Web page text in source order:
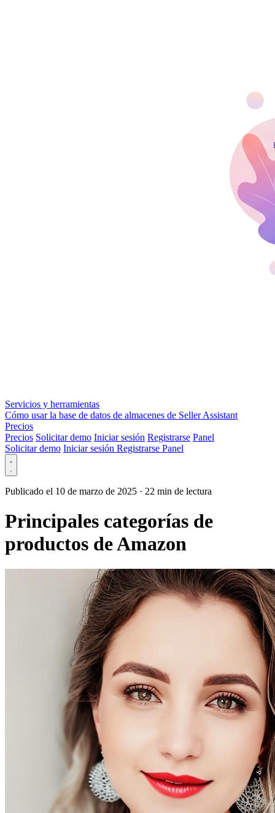
Servicios y herramientas
Cómo usar la base de datos de almacenes de Seller Assistant
Precios
Precios Solicitar demo Iniciar sesión Registrarse Panel
Solicitar demo Iniciar sesión Registrarse Panel
Publicado el 10 de marzo de 2025 · 22 min de lectura
Principales categorías de
productos de Amazon